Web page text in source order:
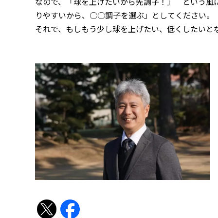
りやすいから、○○調子を選ぶ」としてください。
それで、もしもう少し球を上げたい、低くしたい